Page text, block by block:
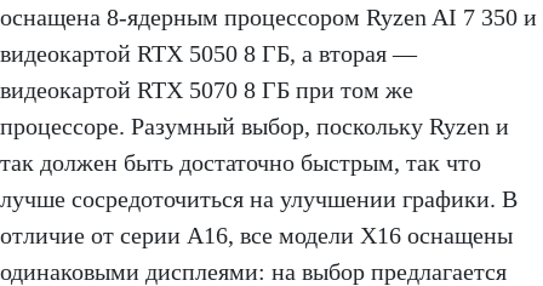
оснащена 8-ядерным процессором Ryzen AI 7 350 и
видеокартой RTX 5050 8 ГБ, а вторая —
видеокартой RTX 5070 8 ГБ при том же
процессоре. Разумный выбор, поскольку Ryzen и
так должен быть достаточно быстрым, так что
лучше сосредоточиться на улучшении графики. В
отличие от серии A16, все модели X16 оснащены
одинаковыми дисплеями: на выбор предлагается